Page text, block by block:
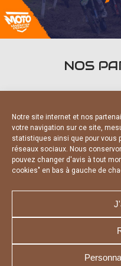
Notre site internet et nos
votre navigation sur ce site,
statistiques ainsi que pour vous
réseaux sociaux. Nous
pouvez changer d'avis à tout
cookies" en bas à gauche de
NOS
NOUS
CHARTE DE CONFIDENTIALITÉ